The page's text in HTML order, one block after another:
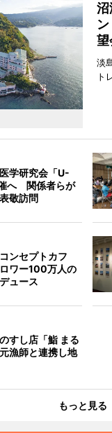
沼
望
淡
ト
学研究会「U-
へ 関係者らが
敬訪問
ンセプトカフ
ワー100万人の
ュース
すし店「鮨 まる
漁師と連携し地
もっと見る